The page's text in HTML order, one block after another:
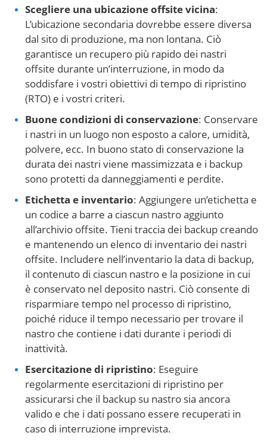
Scegliere una ubicazione offsite vicina:
L’ubicazione secondaria dovrebbe essere diversa
dal sito di produzione, ma non lontana. Ciò
garantisce un recupero più rapido dei nastri
offsite durante un’interruzione, in modo da
soddisfare i vostri obiettivi di tempo di ripristino
(RTO) e i vostri criteri.
Buone condizioni di conservazione: Conservare
i nastri in un luogo non esposto a calore, umidità,
polvere, ecc. In buono stato di conservazione la
durata dei nastri viene massimizzata e i backup
sono protetti da danneggiamenti e perdite.
Etichetta e inventario: Aggiungere un’etichetta e
un codice a barre a ciascun nastro aggiunto
all’archivio offsite. Tieni traccia dei backup creando
e mantenendo un elenco di inventario dei nastri
offsite. Includere nell’inventario la data di backup,
il contenuto di ciascun nastro e la posizione in cui
è conservato nel deposito nastri. Ciò consente di
risparmiare tempo nel processo di ripristino,
poiché riduce il tempo necessario per trovare il
nastro che contiene i dati durante i periodi di
inattività.
Esercitazione di ripristino: Eseguire
regolarmente esercitazioni di ripristino per
assicurarsi che il backup su nastro sia ancora
valido e che i dati possano essere recuperati in
caso di interruzione imprevista.